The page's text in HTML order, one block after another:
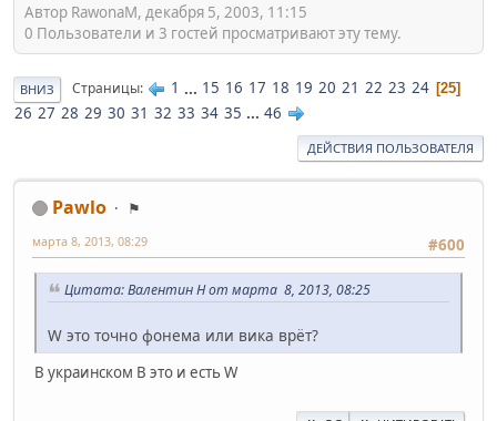
Автор RawonaM, декабря 5, 2003, 11:15
0 Пользователи и 3 гостей просматривают эту тему.
ВНИЗ Страницы 1 ... 15 16 17 18 19 20 21 22 23 24 25
26 27 28 29 30 31 32 33 34 35 ... 46
ДЕЙСТВИЯ ПОЛЬЗОВАТЕЛЯ
Pawlo
⚑
#600
марта 8, 2013, 08:29
Цитата: Валентин Н от марта 8, 2013, 08:25
W это точно фонема или вика врёт?
В украинском В это и есть W